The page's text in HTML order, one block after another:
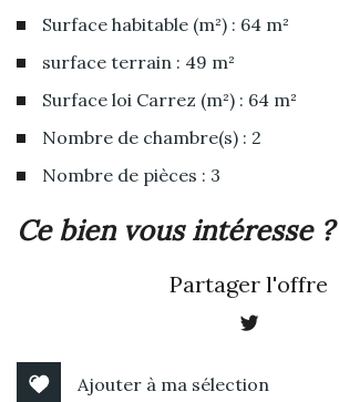
Surface habitable (m²) : 64 m²
surface terrain : 49 m²
Surface loi Carrez (m²) : 64 m²
Nombre de chambre(s) : 2
Nombre de pièces : 3
la ville de bizanet (11200)
ce bien vous intéresse ?
Partager l'offre
Ajouter à ma sélection